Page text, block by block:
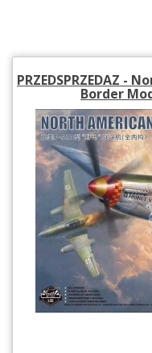
PRZEDSPRZEDAZ -
Border